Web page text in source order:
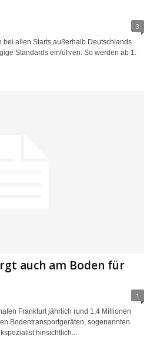
3
bei allen Starts außerhalb Deutschlands
Standards einführen. So werden ab 1.
auch am Boden für
1
Frankfurt jährlich rund 1,4 Millionen
Bodentransportgeräten, sogenannten
hinsichtlich...